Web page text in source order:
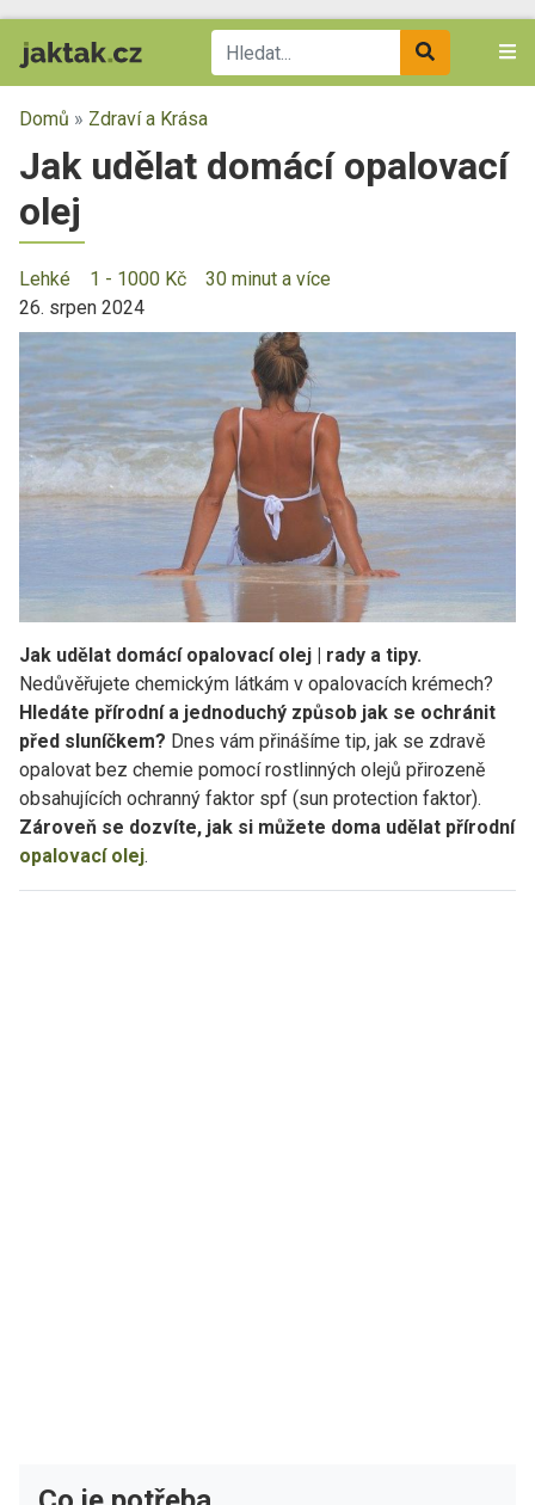
Domů » Zdraví a Krása
Jak udělat domácí opalovací
olej
Lehké 1 - 1000 Kč
30 minut a více
26. srpen 2024
Jak udělat domácí opalovací olej | rady a tipy.
Nedůvěřujete chemickým látkám v opalovacích krémech?
Hledáte přírodní a jednoduchý způsob jak se ochránit
před sluníčkem? Dnes vám přinášíme tip, jak se zdravě
opalovat bez chemie pomocí rostlinných olejů přirozeně
obsahujících ochranný faktor spf (sun protection faktor).
Zároveň se dozvíte, jak si můžete doma udělat přírodní
opalovací olej.